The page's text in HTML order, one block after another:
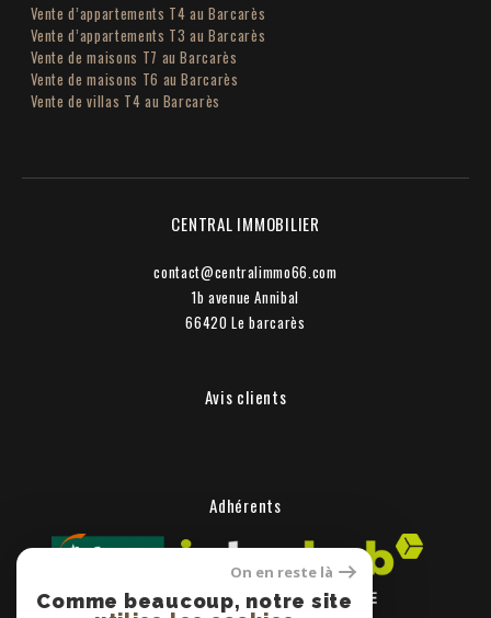
Vente d’appartements T4 au Barcarès
Vente d’appartements T3 au Barcarès
Vente de maisons T7 au Barcarès
Vente de maisons T6 au Barcarès
Vente de villas T4 au Barcarès
CENTRAL IMMOBILIER
contact@centralimmo66.com
1b avenue Annibal
66420 le barcarès
Avis clients
Adhérents
On en reste là
Comme beaucoup, notre site